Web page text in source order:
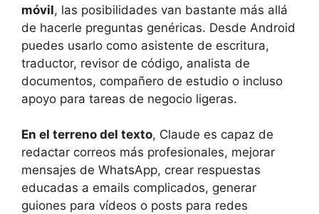
móvil, las posibilidades van bastante más allá
de hacerle preguntas genéricas. Desde Android
puedes usarlo como asistente de escritura,
traductor, revisor de código, analista de
documentos, compañero de estudio o incluso
apoyo para tareas de negocio ligeras.
En el terreno del texto, Claude es capaz de
redactar correos más profesionales, mejorar
mensajes de WhatsApp, crear respuestas
educadas a emails complicados, generar
guiones para vídeos o posts para redes